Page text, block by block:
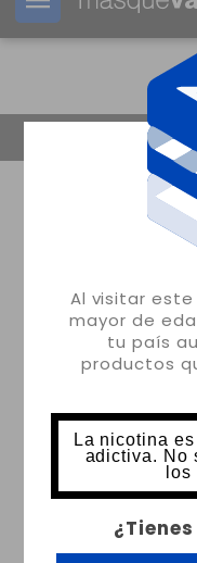
Al visitar
mayor de
tu país
productos
La nicotina
adictiva. No
Tu pedido